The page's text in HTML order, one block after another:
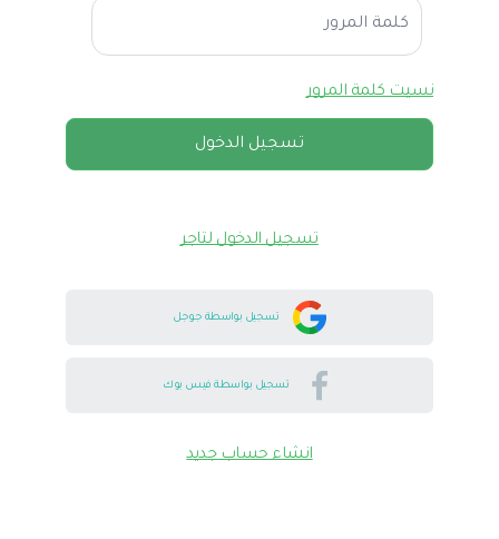
نسيت كلمة المرور
تسجيل الدخول
تسجيل الدخول لتاجر
تسجيل بواسطة جوجل
تسجيل بواسطة فيس بوك
انشاء حساب جديد